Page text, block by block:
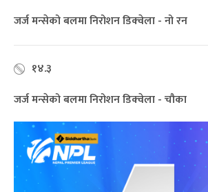
जर्ज मन्सेको बलमा निरोशन डिक्‍वेला - नो रन
१४.३
जर्ज मन्सेको बलमा निरोशन डिक्‍वेला - चौका